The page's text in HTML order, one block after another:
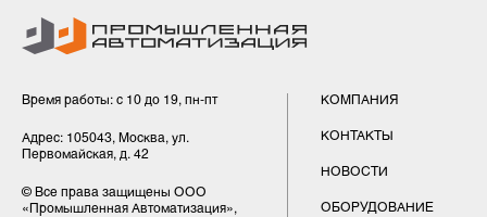
Время работы: с 10 до 19, пн-пт
Адрес: 105043, Москва, ул.
Первомайская, д. 42
© Все права защищены ООО
«Промышленная Автоматизация»,
КОМПАНИЯ
КОНТАКТЫ
НОВОСТИ
ОБОРУДОВАНИЕ